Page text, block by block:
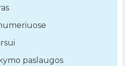
paslaugos